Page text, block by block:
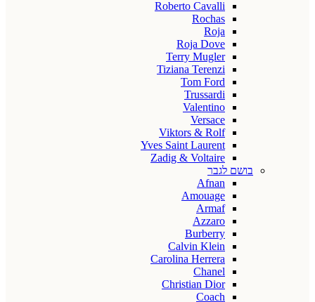
Roberto Cavalli
Rochas
Roja
Roja Dove
Terry Mugler
Tiziana Terenzi
Tom Ford
Trussardi
Valentino
Versace
Viktors & Rolf
Yves Saint Laurent
Zadig & Voltaire
בושם לגבר
Afnan
Amouage
Armaf
Azzaro
Burberry
Calvin Klein
Carolina Herrera
Chanel
Christian Dior
Coach